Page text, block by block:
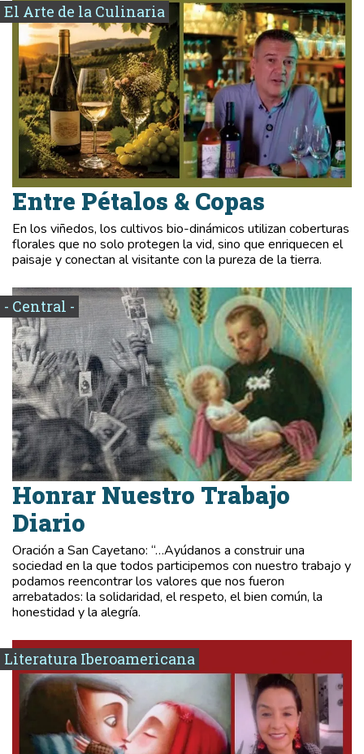
El Arte de la Culinaria
Entre Pétalos & Copas
En los viñedos, los cultivos bio-dinámicos utilizan coberturas
florales que no solo protegen la vid, sino que enriquecen el
paisaje y conectan al visitante con la pureza de la tierra.
- Central -
Honrar Nuestro Trabajo
Diario
Oración a San Cayetano: “…Ayúdanos a construir una
sociedad en la que todos participemos con nuestro trabajo y
podamos reencontrar los valores que nos fueron
arrebatados: la solidaridad, el respeto, el bien común, la
honestidad y la alegría.
Literatura Iberoamericana